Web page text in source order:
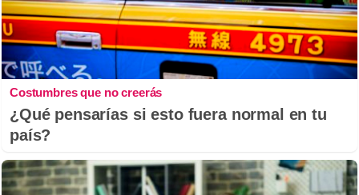
Costumbres que no creerás
¿Qué pensarías si esto fuera normal en tu
país?